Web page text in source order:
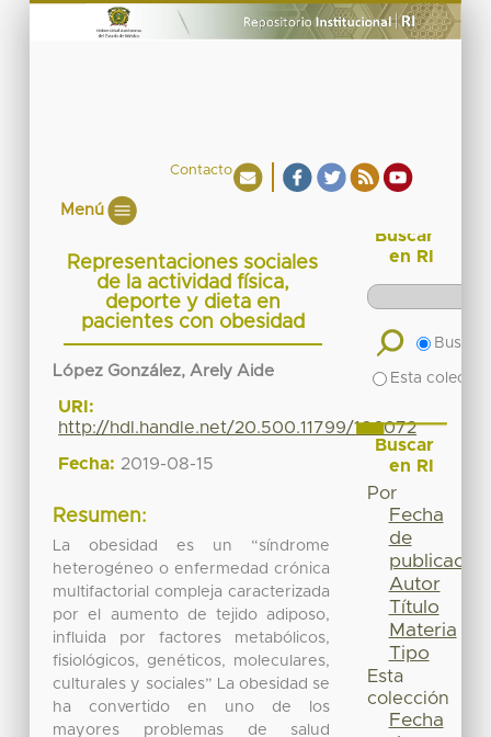
Contacto
Menú
Representaciones sociales
de la actividad física,
deporte y dieta en
pacientes con obesidad
López González, Arely Aide
URI:
http://hdl.handle.net/20.500.11799/106072
Fecha: 2019-08-15
Resumen:
La obesidad es un “síndrome
heterogéneo o enfermedad crónica
multifactorial compleja caracterizada
por el aumento de tejido adiposo,
influida por factores metabólicos,
fisiológicos, genéticos, moleculares,
culturales y sociales” La obesidad se
ha convertido en uno de los
mayores problemas de salud
Buscar
en RI
Buscar
Esta
Buscar
en RI
Por
Fecha
de
publicación
Autor
Título
Materia
Tipo
Esta
colección
Fecha